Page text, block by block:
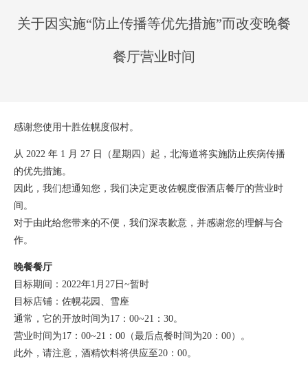
关于因实施“防止传播等优先措施”而改变晚餐
餐厅营业时间
感谢您使用十胜佐幌度假村。
从 2022 年 1 月 27 日（星期四）起，北海道将实施防止疾病传播
的优先措施。
因此，我们想通知您，我们决定更改佐幌度假酒店餐厅的营业时
间。
对于由此给您带来的不便，我们深表歉意，并感谢您的理解与合
作。
晚餐餐厅
目标期间：2022年1月27日~暂时
目标店铺：佐幌花园、雪座
通常，它的开放时间为17：00~21：30。
营业时间为17：00~21：00（最后点餐时间为20：00）。
此外，请注意，酒精饮料将供应至20：00。